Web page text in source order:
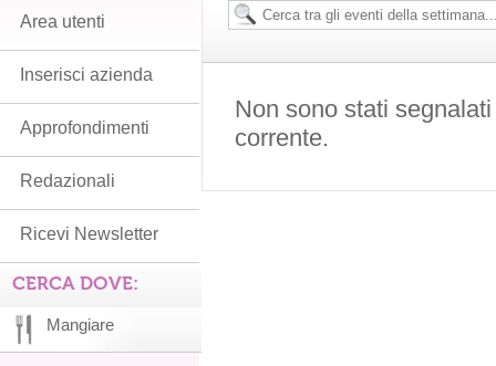
Non sono stati
corrente.
Area utenti
Inserisci azienda
Approfondimenti
Redazionali
Ricevi Newsletter
CERCA DOVE:
Mangiare